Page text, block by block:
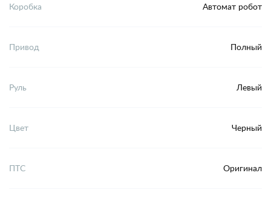
Коробка Автомат робот
Привод Полный
Руль Левый
Цвет Черный
ПТС Оригинал